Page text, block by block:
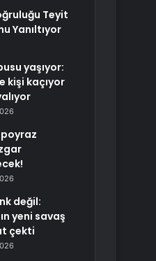
Teyit
Yanıltıyor
yaşıyor:
kişi kaçıyor
değil:
yeni savaş
çekti